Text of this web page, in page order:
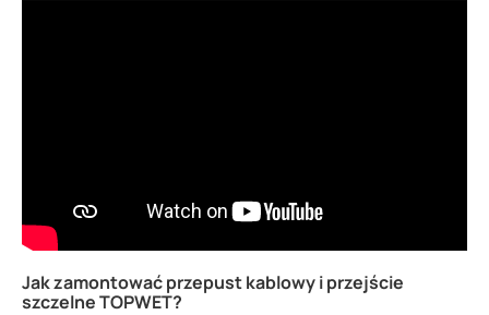
Jak zamontować przepust kablowy i przejście
szczelne TOPWET?